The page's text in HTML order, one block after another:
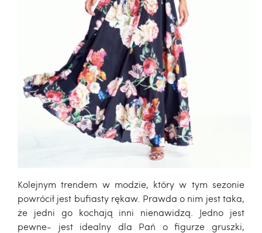
Kolejnym trendem w modzie, który w tym sezonie
powrócił jest bufiasty rękaw. Prawda o nim jest taka,
że jedni go kochają inni nienawidzą. Jedno jest
pewne- jest idealny dla Pań o figurze gruszki,